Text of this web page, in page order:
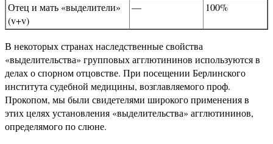
Отец и мать «выделители»
(v+v)
— 100%
В некоторых странах наследственные свойства
«выделительства» групповых агглютининов используются в
делах о спорном отцовстве. При посещении Берлинского
института судебной медицины, возглавляемого проф.
Прокопом, мы были свидетелями широкого применения в
этих целях установления «выделительства» агглютининов,
определямого по слюне.